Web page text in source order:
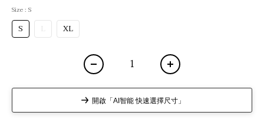
Size: S
S L XL
開啟「AI智能 快速選擇尺寸」